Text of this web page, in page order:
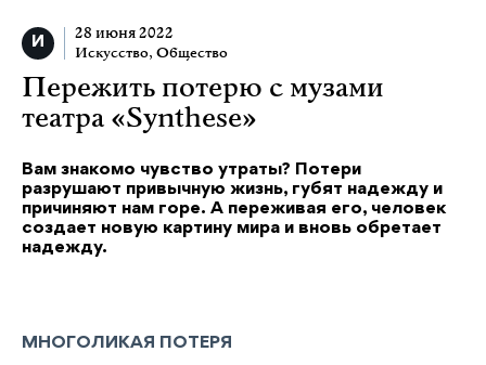
28 июня 2022
Искусство, Общество
Пережить потерю с музами
театра «Synthese»
Вам знакомо чувство утраты? Потери
разрушают привычную жизнь, губят надежду и
причиняют нам горе. А переживая его, человек
создает новую картину мира и вновь обретает
надежду.
МНОГОЛИКАЯ ПОТЕРЯ